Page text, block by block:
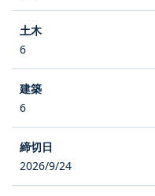
6
6
2026/9/24